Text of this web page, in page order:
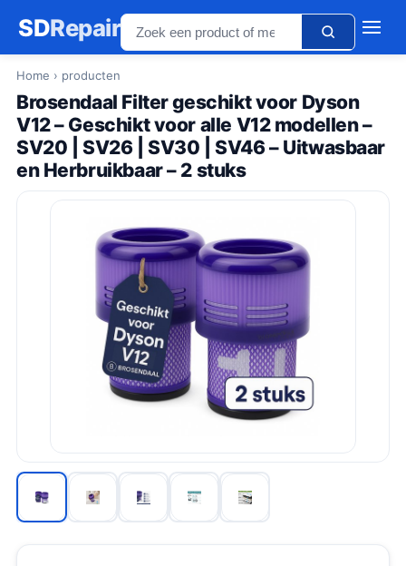
SDRepair
Home › producten
Brosendaal Filter geschikt voor Dyson
V12 – Geschikt voor alle V12 modellen –
SV20 | SV26 | SV30 | SV46 – Uitwasbaar
en Herbruikbaar – 2 stuks